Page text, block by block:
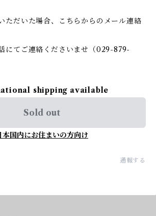
ただいた場合、こちらからのメール連絡
にてご連絡くださいませ（029-879-
shipping available
Sold out
本国内にお住まいの方向け
通報する